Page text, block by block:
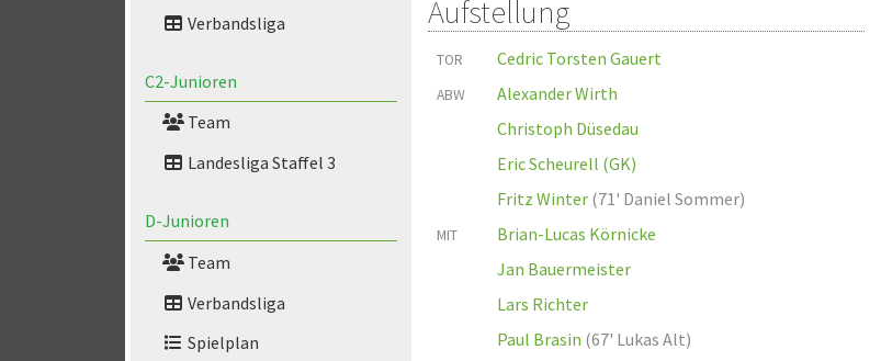
Verbandsliga
C2-Junioren
Team
Landesliga Staffel 3
D-Junioren
Team
Verbandsliga
Spielplan
Aufstellung
TOR Cedric Torsten Gauert
ABW
Alexander Wirth
Christoph Düsedau
Eric Scheurell (GK)
Fritz Winter (71' Daniel Sommer)
MIT
Brian-Lucas Körnicke
Jan Bauermeister
Lars Richter
Paul Brasin (67' Lukas Alt)